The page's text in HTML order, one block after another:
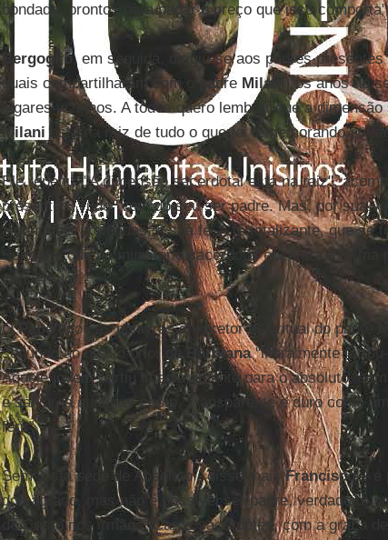
bondade, prontos para pagar o preço que isso
Bergoglio, em seguida, dirigiu-se aos padres
quais compartilharam com o padre Milani "os anos do
lugares vizinhos. A todos quero lembrar que a
Milani está na raiz de tudo o que foi rememorando até
Ele repetiu: "A dimensão sacerdotal está na raiz",
presentes. Tudo "vem do seu ser padre. Mas, por sua
ainda mais profundas: a sua fé. A fé totalizante, que se
Senhor e que no ministério sacerdotal encontra a forma
convertido”.
OPapacitou as palavras do diretor espiritual do padre
segundo ao qual o prior de
Barbiana"literalmente
Aquele jovem partiu imediatamente para o absoluto,
e salvar, a qualquer custo. Transparente e duro como
ferir”.
Sem "esta sede de Absoluto - disse maisFrancisco– é
do sagrado, mas não é possível ser padre, verdadeiro
de Cristo nos irmãos. Caros sacerdotes, com a graça